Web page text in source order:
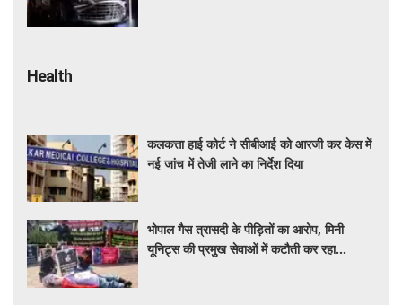
Health
कलकत्ता हाई कोर्ट ने सीबीआई को आरजी कर केस में
नई जांच में तेजी लाने का निर्देश दिया
भोपाल गैस त्रासदी के पीड़ितों का आरोप, मिनी
यूनिट्स की प्रमुख सेवाओं में कटौती कर रहा